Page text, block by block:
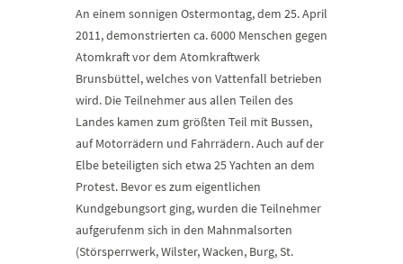
An einem sonnigen Ostermontag, dem 25. April
2011, demonstrierten ca. 6000 Menschen gegen
Atomkraft vor dem Atomkraftwerk
Brunsbüttel, welches von Vattenfall betrieben
wird. Die Teilnehmer aus allen Teilen des
Landes kamen zum größten Teil mit Bussen,
auf Motorrädern und Fahrrädern. Auch auf der
Elbe beteiligten sich etwa 25 Yachten an dem
Protest. Bevor es zum eigentlichen
Kundgebungsort ging, wurden die Teilnehmer
aufgerufenm sich in den Mahnmalsorten
(Störsperrwerk, Wilster, Wacken, Burg, St.